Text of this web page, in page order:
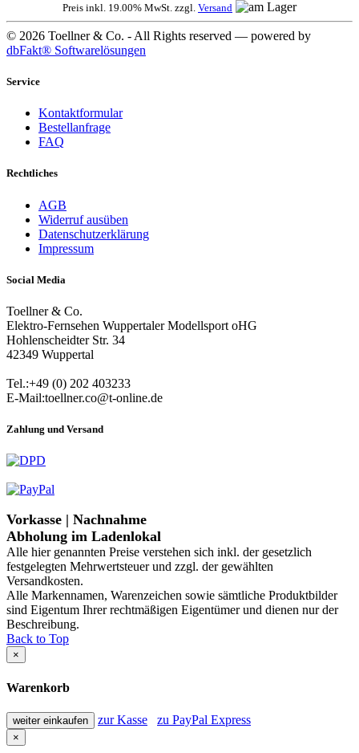
Preis inkl. 19.00% MwSt. zzgl. Versand
© 2026 Toellner & Co. - All Rights reserved — powered by
dbFakt® Softwarelösungen
Service
Kontaktformular
Bestellanfrage
FAQ
Rechtliches
AGB
Widerruf ausüben
Datenschutzerklärung
Impressum
Social Media
Toellner & Co.
Elektro-Fernsehen Wuppertaler Modellsport oHG
Hohlenscheidter Str. 34
42349 Wuppertal
Tel.:+49 (0) 202 403233
E-Mail:toellner.co@t-online.de
Zahlung und Versand
Vorkasse | Nachnahme
Abholung im Ladenlokal
Alle hier genannten Preise verstehen sich inkl. der gesetzlich
festgelegten Mehrwertsteuer und zzgl. der gewählten
Versandkosten.
Alle Markennamen, Warenzeichen sowie sämtliche Produktbilder
sind Eigentum Ihrer rechtmäßigen Eigentümer und dienen nur der
Beschreibung.
Back to Top
×
Warenkorb
weiter einkaufen zur Kasse zu PayPal Express
×